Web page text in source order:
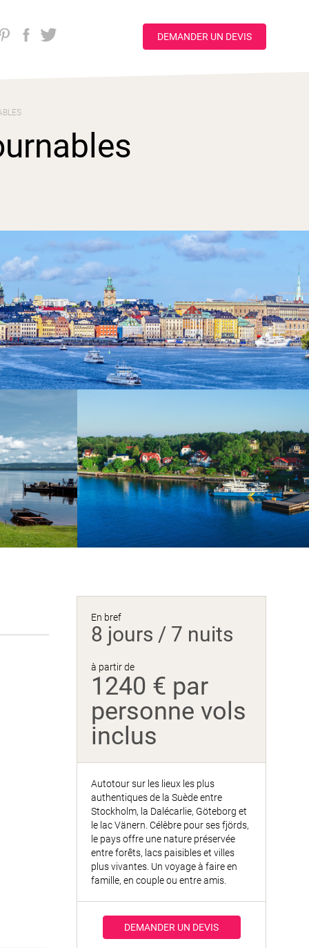
DEMANDER UN DEVIS
En bref
8 jours / 7 nuits
à partir de
1240 € par
personne vols
inclus
Autotour sur les lieux les plus
authentiques de la Suède entre
Stockholm, la Dalécarlie, Göteborg et
le lac Vänern. Célèbre pour ses fjörds,
le pays offre une nature préservée
entre forêts, lacs paisibles et villes
plus vivantes. Un voyage à faire en
famille, en couple ou entre amis.
DEMANDER UN DEVIS